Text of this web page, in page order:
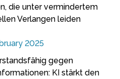
die unter vermindertem
Verlangen leiden
2025
gegen
KI stärkt den